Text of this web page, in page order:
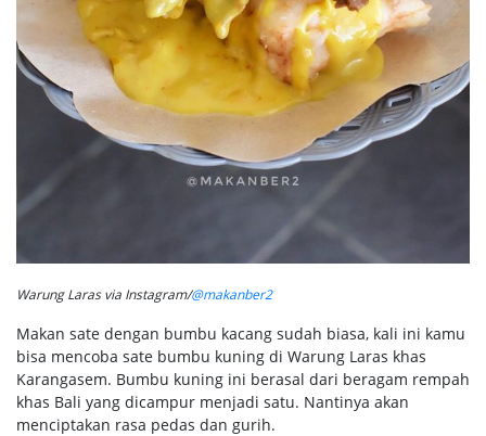
Warung Laras via Instagram/@makanber2
Makan sate dengan bumbu kacang sudah biasa, kali ini kamu
bisa mencoba sate bumbu kuning di Warung Laras khas
Karangasem. Bumbu kuning ini berasal dari beragam rempah
khas Bali yang dicampur menjadi satu. Nantinya akan
menciptakan rasa pedas dan gurih.